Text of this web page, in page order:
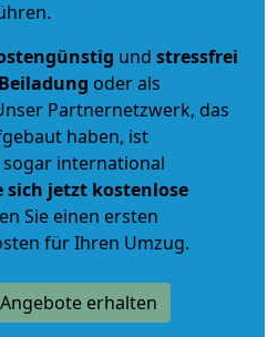
und stressfrei
Beiladung oder als
Partnernetzwerk, das
haben, ist
international
sich jetzt kostenlose
Sie einen ersten
für Ihren Umzug.
erhalten